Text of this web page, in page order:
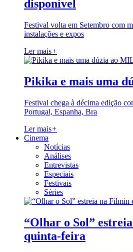
disponível
Festival volta em Setembro com
instalações e expos
Ler mais+
Pikika e mais uma
Festival chega à décima edição
Portugal, Espanha, Bra
Ler mais+
Cinema
Notícias
Análises
Entrevistas
Especiais
Festivais
Séries
“Olhar o Sol”
quinta-feira